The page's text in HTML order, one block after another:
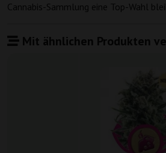
Cannabis-Sammlung eine Top-Wahl
Mit ähnlichen Produkten